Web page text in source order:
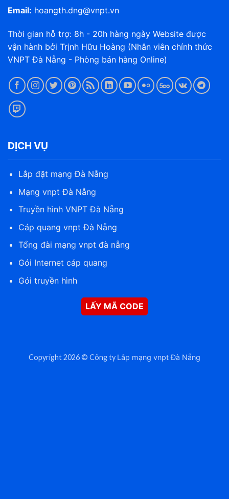
Email: hoangth.dng@vnpt.vn
Thời gian hỗ trợ: 8h - 20h hàng ngày Website được
vận hành bởi Trịnh Hữu Hoàng (Nhân viên chính thức
VNPT Đà Nẵng - Phòng bán hàng Online)
DỊCH VỤ
Lắp đặt mạng Đà Nẵng
Mạng vnpt Đà Nẵng
Truyền hình VNPT Đà Nẵng
Cáp quang vnpt Đà Nẵng
Tổng đài mạng vnpt đà nẵng
Gói Internet cáp quang
Gói truyền hình
LẤY MÃ CODE
Copyright 2026 © Công ty Lắp mạng vnpt Đà Nẵng